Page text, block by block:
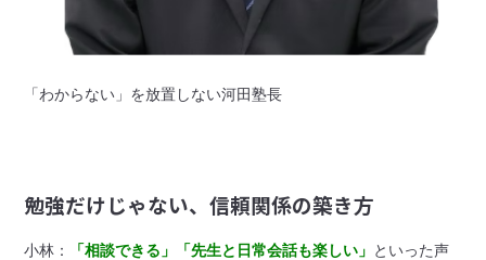
「わからない」を放置しない河田塾長
勉強だけじゃない、信頼関係の築き方
小林： 「相談できる」「先生と日常会話も楽しい」 といった声